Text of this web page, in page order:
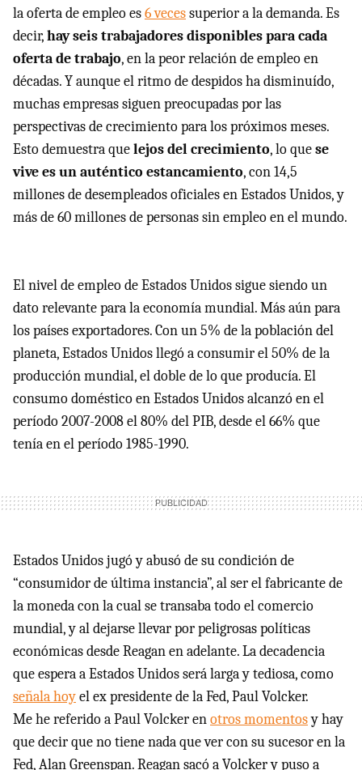
la oferta de empleo es6 vecessuperior a la demanda. Es
decir,hay seis trabajadores disponibles para cada
oferta de trabajo, en la peor relación de empleo en
décadas. Y aunque el ritmo de despidos ha disminuído,
muchas empresas siguen preocupadas por las
perspectivas de crecimiento para los próximos meses.
Esto demuestra quelejos del crecimiento, lo quese
vive es un auténtico estancamiento, con 14,5
millones de desempleados oficiales en Estados Unidos, y
más de 60 millones de personas sin empleo en el mundo.
El nivel de empleo de Estados Unidos sigue siendo un
dato relevante para la economía mundial. Más aún para
los países exportadores. Con un 5% de la población del
planeta, Estados Unidos llegó a consumir el 50% de la
producción mundial, el doble de lo que producía. El
consumo doméstico en Estados Unidos alcanzó en el
período 2007-2008 el 80% delPIB, desde el 66% que
tenía en el período 1985-1990.
Estados Unidos jugó y abusó de su condición de
“consumidor de última instancia”, al ser el fabricante de
la moneda con la cual se transaba todo el comercio
mundial, y al dejarse llevar por peligrosas políticas
económicas desde Reagan en adelante. La decadencia
que espera a Estados Unidos será larga y tediosa, como
señala hoyel ex presidente de la Fed, Paul Volcker.
Me he referido a Paul Volcker enotros momentosy hay
que decir que no tiene nada que ver con su sucesor en la
Fed, Alan Greenspan. Reagan sacó a Volcker y puso a